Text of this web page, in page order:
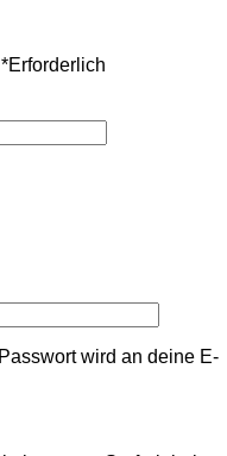
*Erforderlich
wird an deine E-